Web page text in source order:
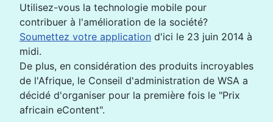
Utilisez-vous la technologie mobile pour
contribuer à l'amélioration de la société?
Soumettez votre application d'ici le 23 juin 2014 à
midi.
De plus, en considération des produits incroyables
de l'Afrique, le Conseil d'administration de WSA a
décidé d'organiser pour la première fois le "Prix
africain eContent".